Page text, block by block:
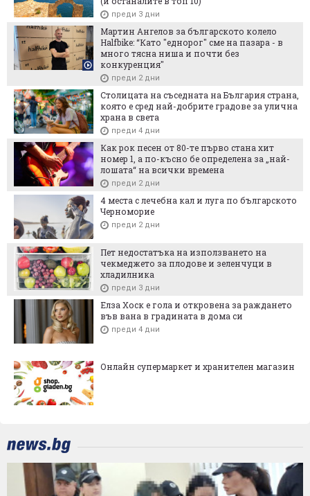
преди 3 дни
Мартин Ангелов за българското колело
Halfbike: “Като "еднорог" сме на пазара - в
много тясна ниша и почти без
конкуренция"
преди 2 дни
Столицата на съседната на България страна,
която е сред най-добрите градове за улична
храна в света
преди 4 дни
Как рок песен от 80-те първо стана хит
номер 1, а по-късно бе определена за „най-
лошата“ на всички времена
преди 2 дни
4 места с лечебна кал и луга по българското
Черноморие
преди 2 дни
Пет недостатъка на използването на
чекмеджето за плодове и зеленчуци в
хладилника
преди 3 дни
Елза Хоск е гола и откровена за раждането
във вана в градината в дома си
преди 4 дни
Онлайн супермаркет и хранителен магазин